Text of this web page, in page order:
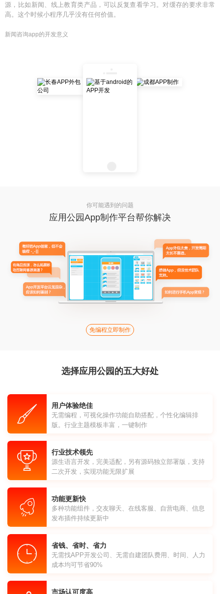
源，比如新闻、线上教育类产品，可以反复查看学习。对缓存的要求非常
高。这个时候小程序几乎没有任何价值。
新闻咨询app的开发意义
你可能遇到的问题
应用公园App制作平台帮你解决
免编程立即制作
选择应用公园的五大好处
用户体验绝佳
无需编程，可视化操作功能自助搭配，个性化编辑排
版。行业主题模板丰富，一键制作
行业技术领先
源生语言开发，完美适配，另有源码独立部署版，支持
二次开发，实现功能无限扩展
功能更新快
多种功能组件，交友聊天、在线客服、自营电商、信息
发布插件持续更新中
省钱、省时、省力
无需找APP开发公司、无需自建团队费用、时间、人力
成本均可节省90%
市场认可度高